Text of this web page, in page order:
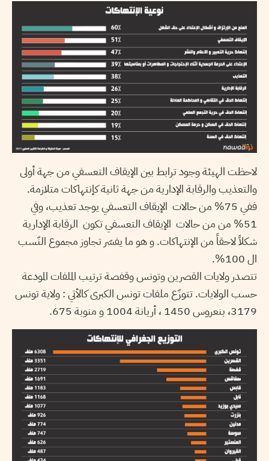
لاحظت الهيئة وجود ترابط بين الإيقاف التعسفي من جهة أولى
والتعذيب والرقابة الإدارية من جهة ثانية كإنتهاكات متلازمة.
ففي 75% من حالات الإيقاف التعسفي يوجد تعذيب، وفي
51% من من حالات الإيقاف التعسفي تكون الرقابة الإدارية
شكلاً لاحقاً من الإنتهاكات. و هو ما يفسّر تجاوز مجموع النّسب
ال 100%.
تتصدر ولايات القصرين وتونس وقفصة ترتيب الملفات المودعة
حسب الولايات. تتوزّع ملفات تونس الكبرى كالأتي : ولاية تونس
3179، بنعروس 1450 ، أريانة 1004 و منوبة 675.